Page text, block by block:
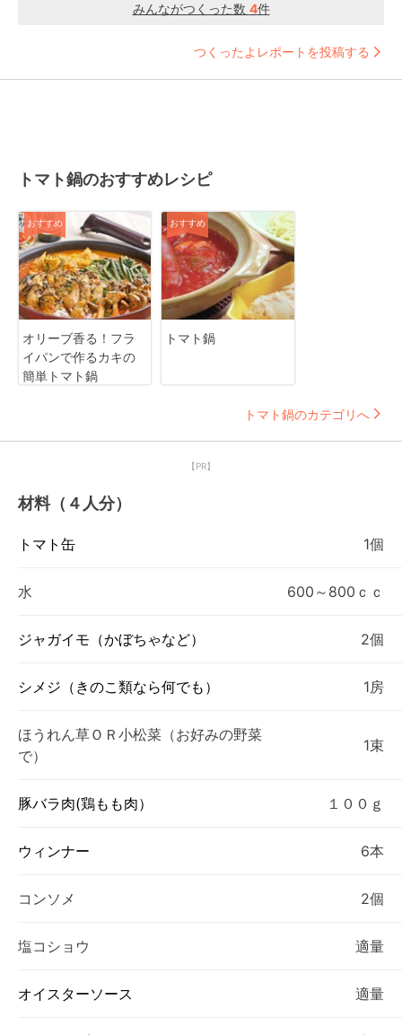
みんながつくった数 4件
つくったよレポートを投稿する
トマト鍋のおすすめレシピ
おすすめ
オリーブ香る！フラ
イパンで作るカキの
簡単トマト鍋
おすすめ
トマト鍋
トマト鍋のカテゴリへ
【PR】
材料（４人分）
トマト缶 1個
水 600～800ｃｃ
ジャガイモ（かぼちゃなど） 2個
シメジ（きのこ類なら何でも） 1房
ほうれん草ＯＲ小松菜（お好みの野菜
で）
1束
豚バラ肉(鶏もも肉） １００ｇ
ウィンナー 6本
コンソメ 2個
塩コショウ 適量
オイスターソース 適量